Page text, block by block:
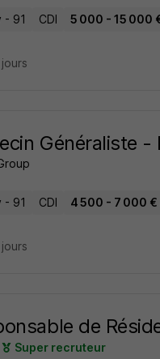
- 91 CDI 5 000 - 15 000
Généraliste
- 91 CDI 4 500 - 7 000 €
de
Super recruteur